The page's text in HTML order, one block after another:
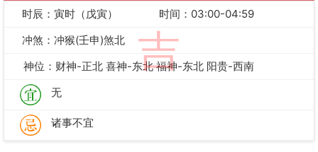
吉
时辰：寅时（戊寅）
时间：03:00-04:59
冲煞：冲猴(壬申)煞北
神位：财神-正北 喜神-东北 福神-东北 阳贵-西南
无
诸事不宜